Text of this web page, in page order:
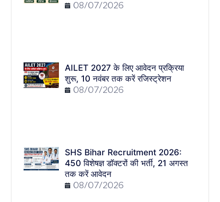
08/07/2026
AILET 2027 के लिए आवेदन प्रक्रिया
शुरू, 10 नवंबर तक करें रजिस्ट्रेशन
08/07/2026
SHS Bihar Recruitment 2026:
450 विशेषज्ञ डॉक्टरों की भर्ती, 21 अगस्त
तक करें आवेदन
08/07/2026